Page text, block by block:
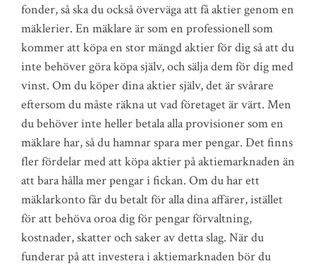
fonder, så ska du också överväga att få aktier genom en
mäklerier. En mäklare är som en professionell som
kommer att köpa en stor mängd aktier för dig så att du
inte behöver göra köpa själv, och sälja dem för dig med
vinst. Om du köper dina aktier själv, det är svårare
eftersom du måste räkna ut vad företaget är värt. Men
du behöver inte heller betala alla provisioner som en
mäklare har, så du hamnar spara mer pengar. Det finns
fler fördelar med att köpa aktier på aktiemarknaden än
att bara hålla mer pengar i fickan. Om du har ett
mäklarkonto får du betalt för alla dina affärer, istället
för att behöva oroa dig för pengar förvaltning,
kostnader, skatter och saker av detta slag. När du
funderar på att investera i aktiemarknaden bör du